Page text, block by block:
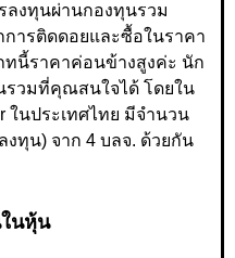
ลงทุนผ่านกองทุนรวม
การติดดอยและซื้อในราคา
ทนี้ราคาค่อนข้างสูงค่ะ นัก
รวมที่คุณสนใจได้ โดยใน
ในประเทศไทย มีจำนวน
ทุน) จาก 4 บลจ. ด้วยกัน
นหุ้น